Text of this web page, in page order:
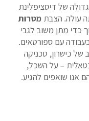
של דיסציפלינת
עולה. הצבת מטרות
כדי מתן משוב לגבי
עם ספורטאים.
של כישרון, טכניקה
– על השכל,
אנו שואפים להגיע.